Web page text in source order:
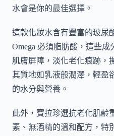
水會是你的最佳選擇。
這款化妝水含有豐富的玻尿
Omega 必須脂肪酸，這些
肌膚屏障，淡化老化痕跡，
其質地如乳液般潤澤，輕盈
的水分與營養。
此外，寶拉珍選抗老化肌齡
素、無酒精的溫和配方，特